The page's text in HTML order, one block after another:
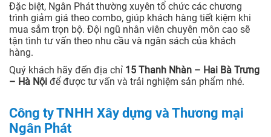
Đặc biệt, Ngân Phát thường xuyên tổ chức các chương
trình giảm giá theo combo, giúp khách hàng tiết kiệm khi
mua sắm trọn bộ. Đội ngũ nhân viên chuyên môn cao sẽ
tận tình tư vấn theo nhu cầu và ngân sách của khách
hàng.
Quý khách hãy đến địa chỉ 15 Thanh Nhàn – Hai Bà Trưng
– Hà Nội để được tư vấn và trải nghiệm sản phẩm nhé.
Công ty TNHH Xây dựng và Thương mại
Ngân Phát